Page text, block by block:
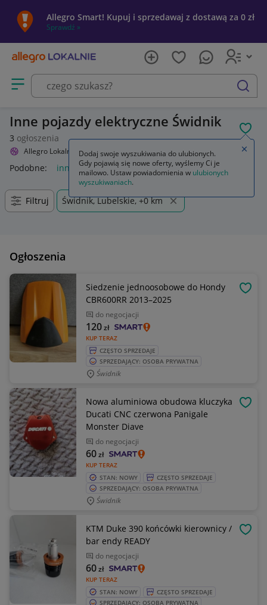
Allegro Smart! Kupuj i sprzedawaj z dostawą za 0 zł
Sprawdź »
Otwórz menu z kategoriami
szukaj
Inne pojazdy elektryczne Świdnik
3 ogłoszenia
Allegro Lokalnie Sport i turystyka Inne pojazdy elektryczne
Podobne: inne pojazdy elektryczne
Filtruj Świdnik, Lubelskie, +0 km
Ogłoszenia
Siedzenie jednoosobowe do Hondy
CBR600RR 2013–2025
do negocjacji
KUP TERAZ
120zł
CZĘSTO SPRZEDAJE
SPRZEDAJĄCY: OSOBA PRYWATNA
Świdnik
Nowa aluminiowa obudowa kluczyka
Ducati CNC czerwona Panigale
Monster Diave
do negocjacji
KUP TERAZ
60zł
STAN: NOWY
CZĘSTO SPRZEDAJE
SPRZEDAJĄCY: OSOBA PRYWATNA
Świdnik
KTM Duke 390 końcówki kierownicy /
bar endy READY
do negocjacji
KUP TERAZ
60zł
STAN: NOWY
CZĘSTO SPRZEDAJE
SPRZEDAJĄCY: OSOBA PRYWATNA
Dodaj swoje wyszukiwania do ulubionych.
Gdy pojawią się nowe oferty, wyślemy Ci je
mailowo. Ustaw powiadomienia w ulubionych
wyszukiwaniach.